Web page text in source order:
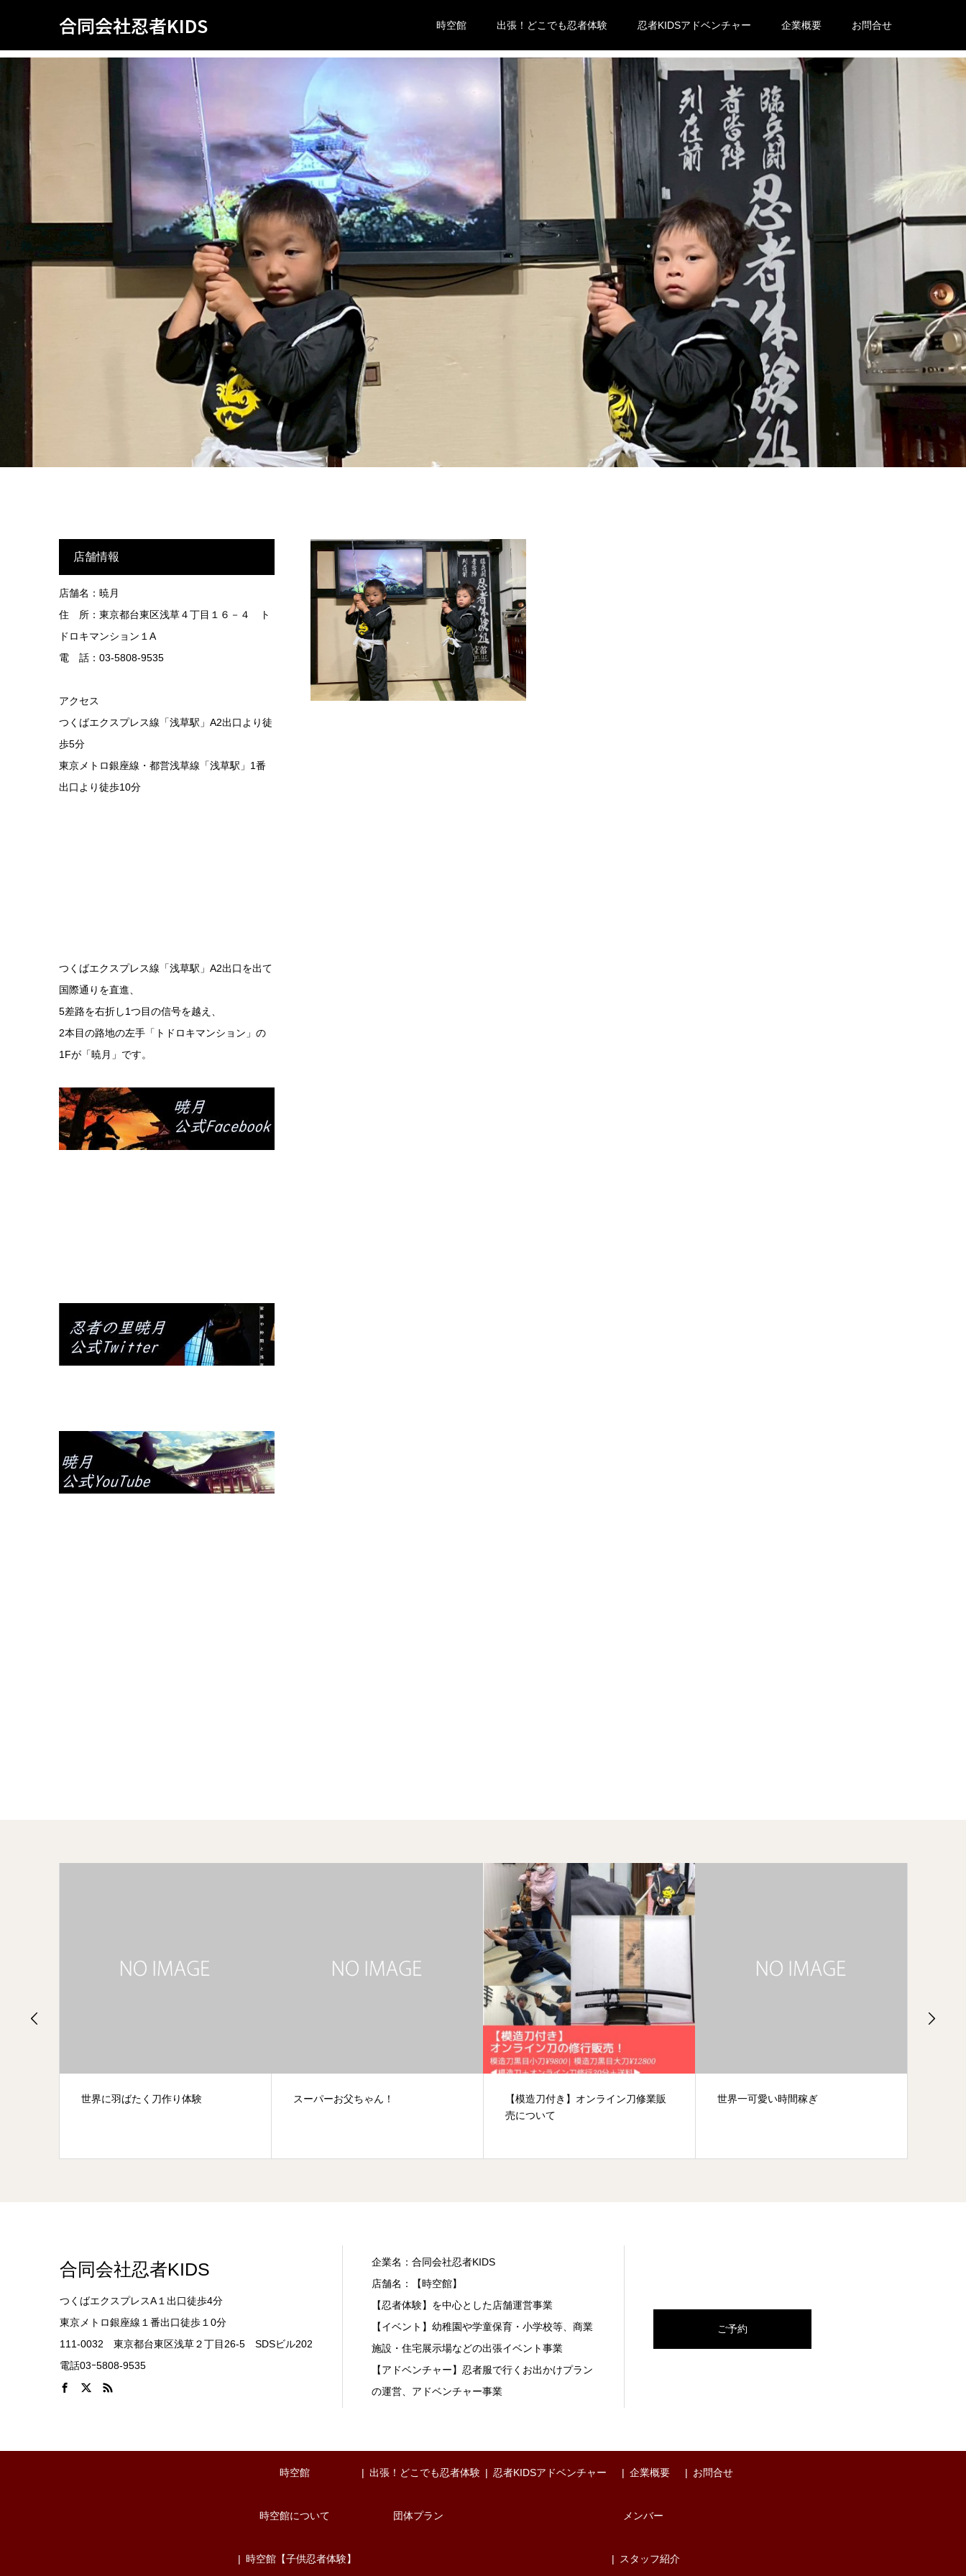
合同会社忍者KIDS 時空館 出張！どこでも忍者体験 忍者KIDSアドベンチャー 企業概要 お問合せ
店舗情報
店舗名：暁月
住 所：東京都台東区浅草４丁目１６－４ ト
ドロキマンション１A
電 話：03-5808-9535
アクセス
つくばエクスプレス線「浅草駅」A2出口より徒
歩5分
東京メトロ銀座線・都営浅草線「浅草駅」1番
出口より徒歩10分
つくばエクスプレス線「浅草駅」A2出口を出て
国際通りを直進、
5差路を右折し1つ目の信号を越え、
2本目の路地の左手「トドロキマンション」の
1Fが「暁月」です。
スーパーお父ちゃん！
【模造刀付き】オンライン刀修業販
世界一可愛い時間稼ぎ 雷の呼吸一ノ型
合同会社忍者KIDS
つくばエクスプレスA１出口徒歩4分
東京メトロ銀座線１番出口徒歩１0分
111-0032 東京都台東区浅草２丁目26-5 SDSビル202
電話03ｰ5808-9535
企業名：合同会社忍者KIDS
店舗名：【時空館】
【忍者体験】を中心とした店舗運営事業
【イベント】幼稚園や学童保育・小学校等、商業
施設・住宅展示場などの出張イベント事業
【アドベンチャー】忍者服で行くお出かけプラン
の運営、アドベンチャー事業
ご予約
時空館
時空館について
時空館【子供忍者体験】
出張！どこでも忍者体験
団体プラン
忍者KIDSアドベンチャー 企業概要
メンバー
スタッフ紹介
お問合せ